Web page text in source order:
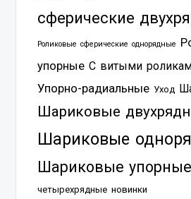
сферические
Роликовые сферические однорядные
упорные С витыми
Упорно-радиальные Уход
Шариковые
Шариковые
Шариковые упорные
четырехрядные новинки